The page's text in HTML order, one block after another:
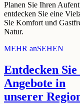
Planen Sie Ihren
entdecken Sie eine
Sie Komfort und
Natur.
MEHR anSEHEN
Entdecken
Angebote in
unserer